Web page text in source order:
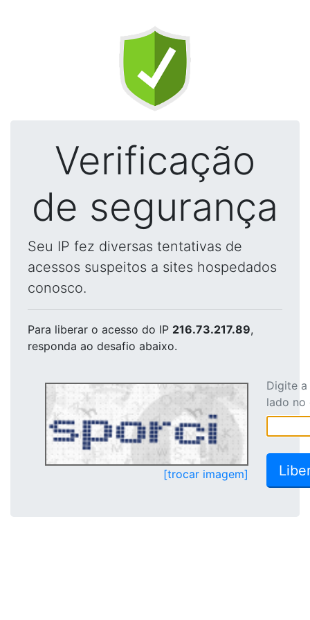
Verificação
de segurança
Seu IP fez diversas tentativas de
acessos suspeitos a sites hospedados
conosco.
Para liberar o acesso do IP 216.73.217.89,
responda ao desafio abaixo.
[trocar imagem]
Digite
lado no